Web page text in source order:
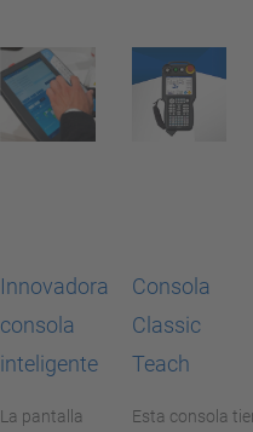
Innovadora
consola
inteligente
La pantalla
Consola
Classic
Teach
Esta consola